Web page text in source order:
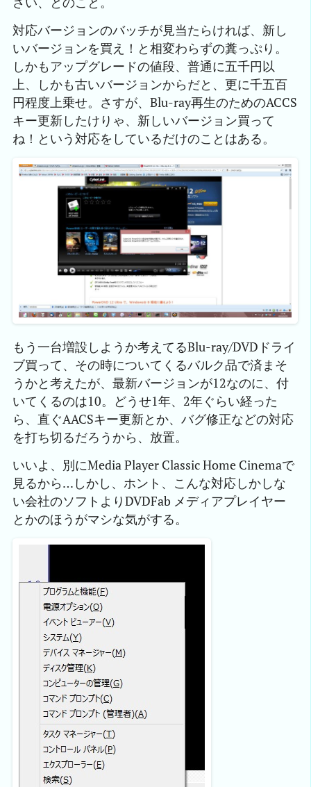
対応バージョンのバッチが見当たらければ、新し
いバージョンを買え！と相変わらずの糞っぷり。
しかもアップグレードの値段、普通に五千円以
上、しかも古いバージョンからだと、更に千五百
円程度上乗せ。さすが、Blu-ray再生のためのACCS
キー更新したけりゃ、新しいバージョン買って
ね！という対応をしているだけのことはある。
もう一台増設しようか考えてるBlu-ray/DVDドライ
ブ買って、その時についてくるバルク品で済まそ
うかと考えたが、最新バージョンが12なのに、付
いてくるのは10。どうせ1年、2年ぐらい経った
ら、直ぐAACSキー更新とか、バグ修正などの対応
を打ち切るだろうから、放置。
いいよ、別にMedia Player Classic Home Cinemaで
見るから…しかし、ホント、こんな対応しかしな
い会社のソフトよりDVDFab メディアプレイヤー
とかのほうがマシな気がする。